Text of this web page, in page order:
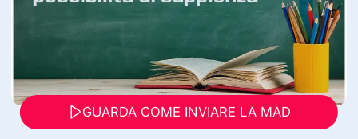
GUARDA COME INVIARE LA MAD